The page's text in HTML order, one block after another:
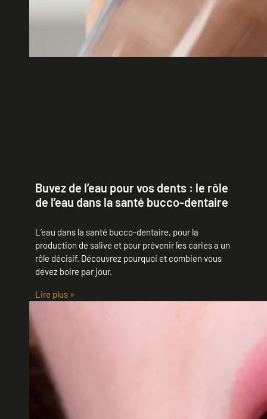
Buvez de l’eau pour vos dents : le rôle
de l’eau dans la santé bucco-dentaire
L’eau dans la santé bucco-dentaire, pour la
production de salive et pour prévenir les caries a un
rôle décisif. Découvrez pourquoi et combien vous
devez boire par jour.
Lire plus »